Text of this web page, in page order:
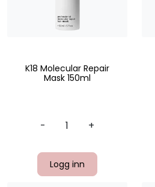
K18 Molecular Repair
Mask 150ml
- +
Logg inn